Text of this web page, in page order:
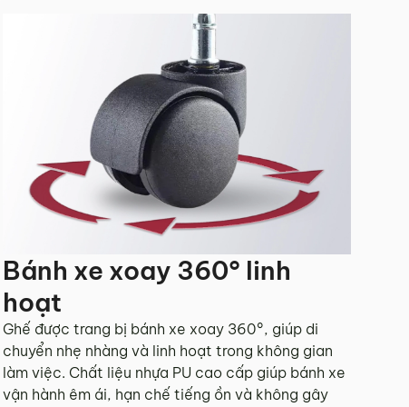
Bánh xe xoay 360° linh
hoạt
Ghế được trang bị bánh xe xoay 360°, giúp di
chuyển nhẹ nhàng và linh hoạt trong không gian
làm việc. Chất liệu nhựa PU cao cấp giúp bánh xe
vận hành êm ái, hạn chế tiếng ồn và không gây